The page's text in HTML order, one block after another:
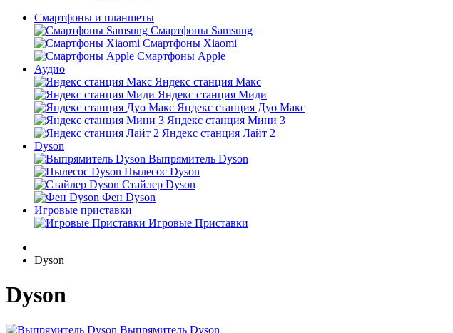
Смартфоны и планшеты
Смартфоны Samsung
Смартфоны Xiaomi
Смартфоны Apple
Аудио
Яндекс станция Макс
Яндекс станция Миди
Яндекс станция Дуо Макс
Яндекс станция Мини 3
Яндекс станция Лайт 2
Dyson
Выпрямитель Dyson
Пылесос Dyson
Стайлер Dyson
Фен Dyson
Игровые приставки
Игровые Приставки
Dyson
Dyson
Выпрямитель Dyson